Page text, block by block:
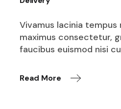
Vivamus lacinia
maximus consectetur,
faucibus euismod nisi
Read More